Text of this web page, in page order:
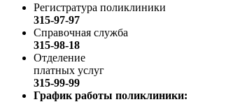
Регистратура поликлиники
315-97-97
Справочная служба
315-98-18
Отделение
платных услуг
315-99-99
График работы поликлиники: